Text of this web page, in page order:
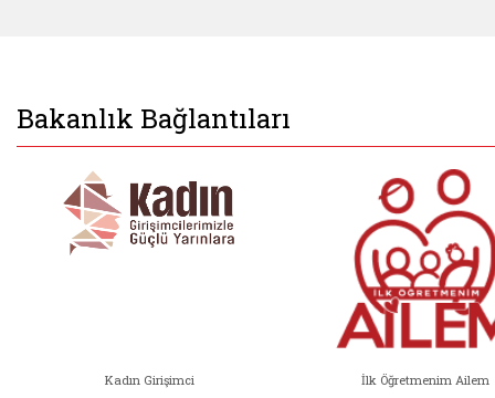
Bakanlık Bağlantıları
Kadın Girişimci İlk Öğretmenim Ailem